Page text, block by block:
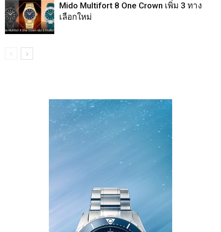
Mido Multifort 8 One Crown เพิ่ม 3 ทาง
เลือกใหม่